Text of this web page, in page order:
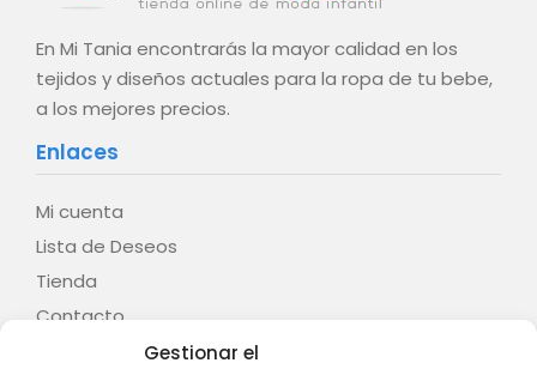
Gestionar el
En Mi Tania encontrarás la mayor calidad en los
tejidos y diseños actuales para la ropa de tu bebe,
a los mejores precios.
Enlaces
Mi cuenta
Lista de Deseos
Tienda
Contacto